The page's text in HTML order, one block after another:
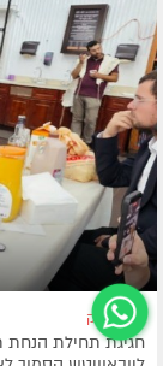
ניו יורק
חגיגת תחילת הנחת